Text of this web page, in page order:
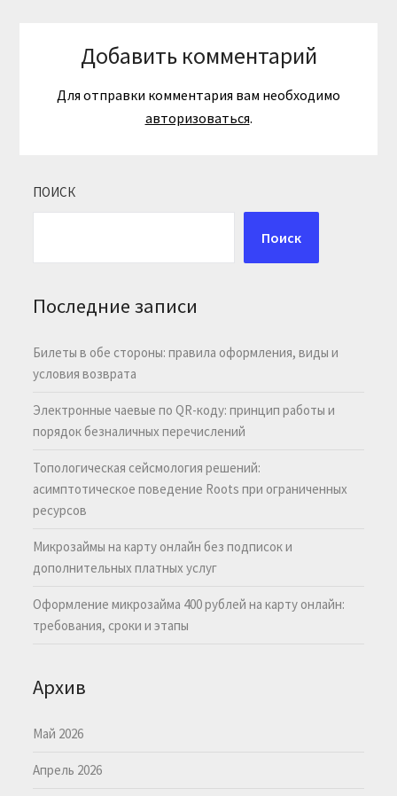
Добавить комментарий
Для отправки комментария вам необходимо
авторизоваться.
ПОИСК
Поиск
Последние записи
Билеты в обе стороны: правила оформления, виды и
условия возврата
Электронные чаевые по QR-коду: принцип работы и
порядок безналичных перечислений
Топологическая сейсмология решений:
асимптотическое поведение Roots при ограниченных
ресурсов
Микрозаймы на карту онлайн без подписок и
дополнительных платных услуг
Оформление микрозайма 400 рублей на карту онлайн:
требования, сроки и этапы
Архив
Май 2026
Апрель 2026